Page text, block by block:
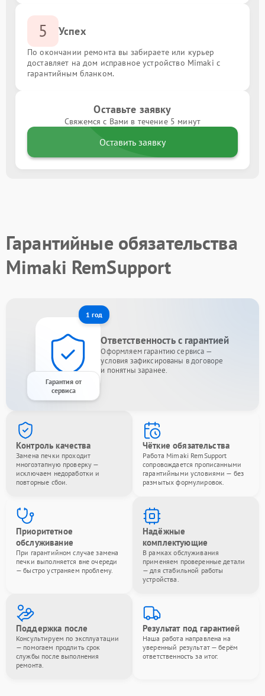
5 Успех
По окончании ремонта вы забираете или курьер
доставляет на дом исправное устройство Mimaki с
гарантийным бланком.
Оставьте заявку
Свяжемся с Вами в течение 5 минут
Оставить заявку
Гарантийные обязательства
Mimaki RemSupport
1 год
Гарантия от
сервиса
Ответственность с гарантией
Оформляем гарантию сервиса —
условия зафиксированы в договоре
и понятны заранее.
Контроль качества
Замена печки проходит
многоэтапную проверку —
исключаем недоработки и
повторные сбои.
Чёткие обязательства
Работа Mimaki RemSupport
сопровождается прописанными
гарантийными условиями — без
размытых формулировок.
Приоритетное
обслуживание
При гарантийном случае замена
печки выполняется вне очереди
— быстро устраняем проблему.
Надёжные
комплектующие
В рамках обслуживания
применяем проверенные детали
— для стабильной работы
устройства.
Поддержка после
Консультируем по эксплуатации
— помогаем продлить срок
службы после выполнения
ремонта.
Результат под гарантией
Наша работа направлена на
уверенный результат — берём
ответственность за итог.